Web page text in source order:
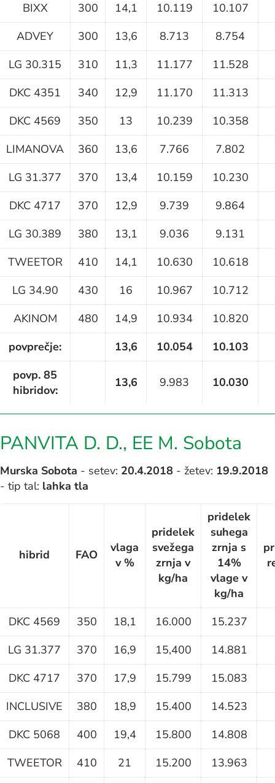
BIXX 300 14,1 10.119
10.107
ADVEY
300 13,6 8.713
8.754
LG 30.315
310 11,3 11.177
11.528
DKC 4351
340 12,9 11.170
11.313
DKC 4569
350 13 10.239
10.358
LIMANOVA
360 13,6 7.766
7.802
LG 31.377
370 13,4 10.159
10.230
DKC 4717
370 12,9 9.739
9.864
LG 30.389
380 13,1 9.036
9.131
TWEETOR
410 14,1 10.630
10.618
LG 34.90
430 16 10.967
10.712
AKINOM
480 14,9 10.934
10.820
povprečje:
13,6 10.054
10.103
povp. 85
hibridov:
13,6 9.983 10.030
PANVITA D. D., EE M. Sobota
Murska Sobota - setev: 20.4.2018 - žetev: 19.9.2018
- tip tal: lahka tla
hibrid FAO
vlaga
v %
pridelek
svežega
zrnja v
kg/ha
pridelek
suhega
zrnja s
14%
vlage v
kg/ha
DKC 4569 350 18,1 16.000 15.237
LG 31.377
370 16,9 15,400 14.881
DKC 4717
370 17,9 15.799 15.083
INCLUSIVE
380 18,9 15.400 14.523
DKC 5068
400 19,4 15.800 14.808
TWEETOR
410 21 15.200 13.963